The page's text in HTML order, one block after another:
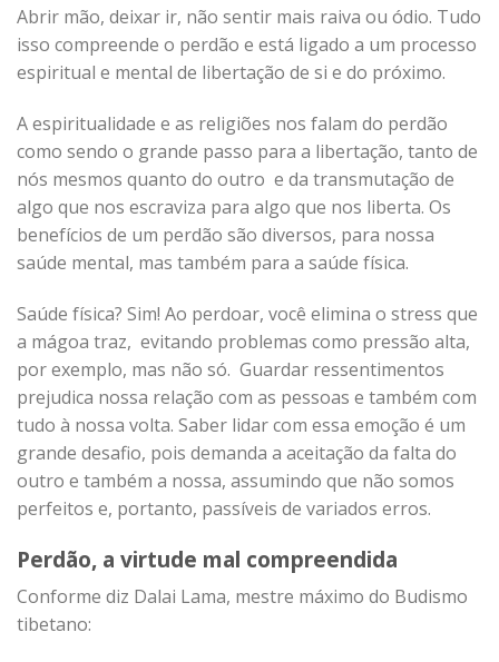
Abrir mão, deixar ir, não sentir mais raiva ou ódio. Tudo
isso compreende o perdão e está ligado a um processo
espiritual e mental de libertação de si e do próximo.
A espiritualidade e as religiões nos falam do perdão
como sendo o grande passo para a libertação, tanto de
nós mesmos quanto do outro e da transmutação de
algo que nos escraviza para algo que nos liberta. Os
benefícios de um perdão são diversos, para nossa
saúde mental, mas também para a saúde física.
Saúde física? Sim! Ao perdoar, você elimina o stress que
a mágoa traz, evitando problemas como pressão alta,
por exemplo, mas não só. Guardar ressentimentos
prejudica nossa relação com as pessoas e também com
tudo à nossa volta. Saber lidar com essa emoção é um
grande desafio, pois demanda a aceitação da falta do
outro e também a nossa, assumindo que não somos
perfeitos e, portanto, passíveis de variados erros.
Perdão, a virtude mal compreendida
Conforme diz Dalai Lama, mestre máximo do Budismo
tibetano: